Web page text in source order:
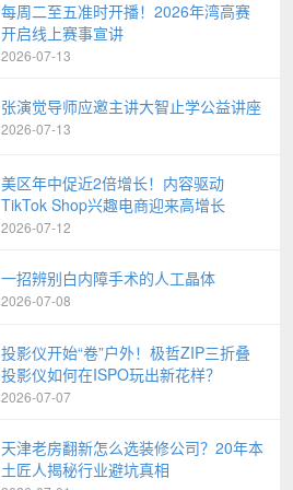
每周二至五准时开播！2026年湾高赛
开启线上赛事宣讲
2026-07-13
张演觉导师应邀主讲大智止学公益讲座
2026-07-13
美区年中促近2倍增长！内容驱动
TikTok Shop兴趣电商迎来高增长
2026-07-12
一招辨别白内障手术的人工晶体
2026-07-08
投影仪开始“卷”户外！极哲ZIP三折叠
投影仪如何在ISPO玩出新花样？
2026-07-07
天津老房翻新怎么选装修公司？20年本
土匠人揭秘行业避坑真相